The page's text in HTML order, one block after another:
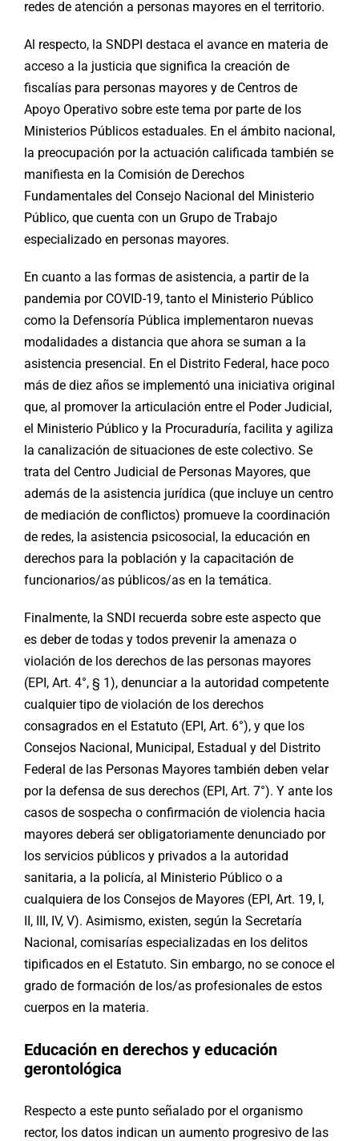
redes de atención a personas mayores en el territorio.
Al respecto, la SNDPI destaca el avance en materia de
acceso a la justicia que significa la creación de
fiscalías para personas mayores y de Centros de
Apoyo Operativo sobre este tema por parte de los
Ministerios Públicos estaduales. En el ámbito nacional,
la preocupación por la actuación calificada también se
manifiesta en la Comisión de Derechos
Fundamentales del Consejo Nacional del Ministerio
Público, que cuenta con un Grupo de Trabajo
especializado en personas mayores.
En cuanto a las formas de asistencia, a partir de la
pandemia por COVID-19, tanto el Ministerio Público
como la Defensoría Pública implementaron nuevas
modalidades a distancia que ahora se suman a la
asistencia presencial. En el Distrito Federal, hace poco
más de diez años se implementó una iniciativa original
que, al promover la articulación entre el Poder Judicial,
el Ministerio Público y la Procuraduría, facilita y agiliza
la canalización de situaciones de este colectivo. Se
trata del Centro Judicial de Personas Mayores, que
además de la asistencia jurídica (que incluye un centro
de mediación de conflictos) promueve la coordinación
de redes, la asistencia psicosocial, la educación en
derechos para la población y la capacitación de
funcionarios/as públicos/as en la temática.
Finalmente, la SNDI recuerda sobre este aspecto que
es deber de todas y todos prevenir la amenaza o
violación de los derechos de las personas mayores
(EPI, Art. 4°, § 1), denunciar a la autoridad competente
cualquier tipo de violación de los derechos
consagrados en el Estatuto (EPI, Art. 6°), y que los
Consejos Nacional, Municipal, Estadual y del Distrito
Federal de las Personas Mayores también deben velar
por la defensa de sus derechos (EPI, Art. 7°). Y ante los
casos de sospecha o confirmación de violencia hacia
mayores deberá ser obligatoriamente denunciado por
los servicios públicos y privados a la autoridad
sanitaria, a la policía, al Ministerio Público o a
cualquiera de los Consejos de Mayores (EPI, Art. 19, I,
II, III, IV, V). Asimismo, existen, según la Secretaría
Nacional, comisarías especializadas en los delitos
tipificados en el Estatuto. Sin embargo, no se conoce el
grado de formación de los/as profesionales de estos
cuerpos en la materia.
Educación en derechos y educación
gerontológica
Respecto a este punto señalado por el organismo
rector, los datos indican un aumento progresivo de las